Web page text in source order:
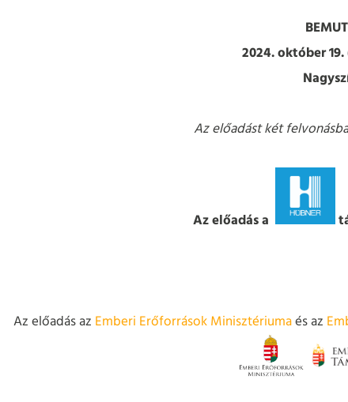
2024. október
Az előadást két
Az előadás a
Az előadás az Emberi Erőforrások Minisztériumaés az